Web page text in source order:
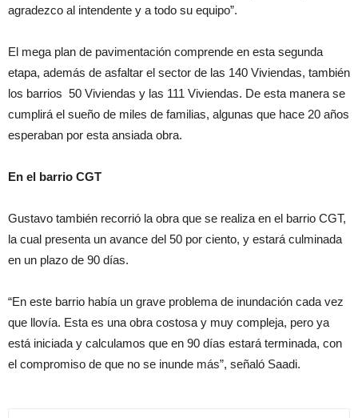
agradezco al intendente y a todo su equipo”.
El mega plan de pavimentación comprende en esta segunda
etapa, además de asfaltar el sector de las 140 Viviendas, también
los barrios 50 Viviendas y las 111 Viviendas. De esta manera se
cumplirá el sueño de miles de familias, algunas que hace 20 años
esperaban por esta ansiada obra.
En el barrio CGT
Gustavo también recorrió la obra que se realiza en el barrio CGT,
la cual presenta un avance del 50 por ciento, y estará culminada
en un plazo de 90 días.
“En este barrio había un grave problema de inundación cada vez
que llovía. Esta es una obra costosa y muy compleja, pero ya
está iniciada y calculamos que en 90 días estará terminada, con
el compromiso de que no se inunde más”, señaló Saadi.